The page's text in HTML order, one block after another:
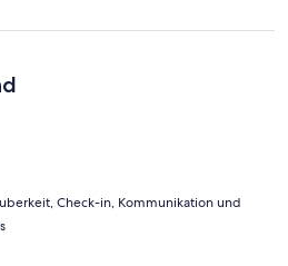
I can’t recommend highly
the great fire pit yet! A Must!
your talented Wife.
Check-in, Kommunikation und